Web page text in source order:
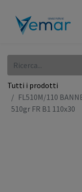
Tutti i prodotti
FL510M/110
510gr FR B1 110x30